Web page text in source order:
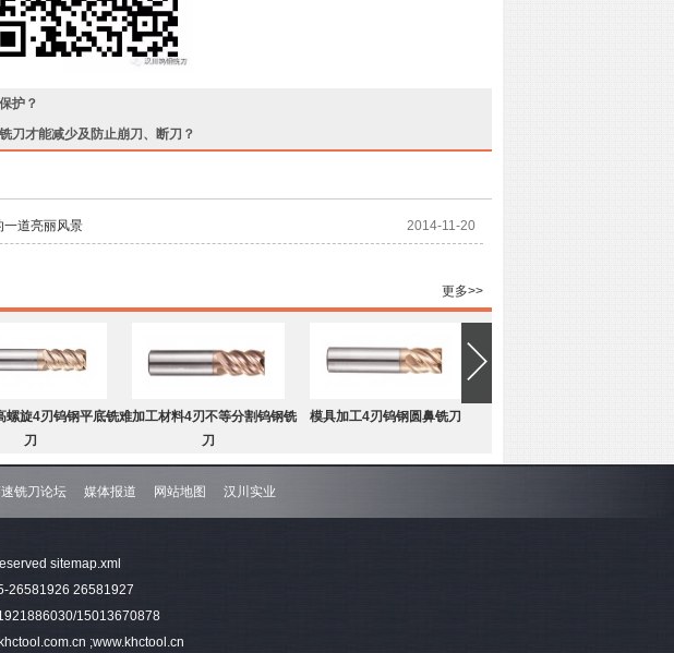
护？
刀才能减少及防止崩刀、断刀？
2014-11-20
一道亮丽风景
更多>>
螺旋4刃钨钢平底铣
刀
难加工材料4刃不等分割钨钢铣
刀
模具加工4刃钨钢圆鼻铣刀
铣刀论坛 媒体报道 网站地图 汉川实业
sitemap.xml
26581926 26581927
15013670878
;www.khctool.cn